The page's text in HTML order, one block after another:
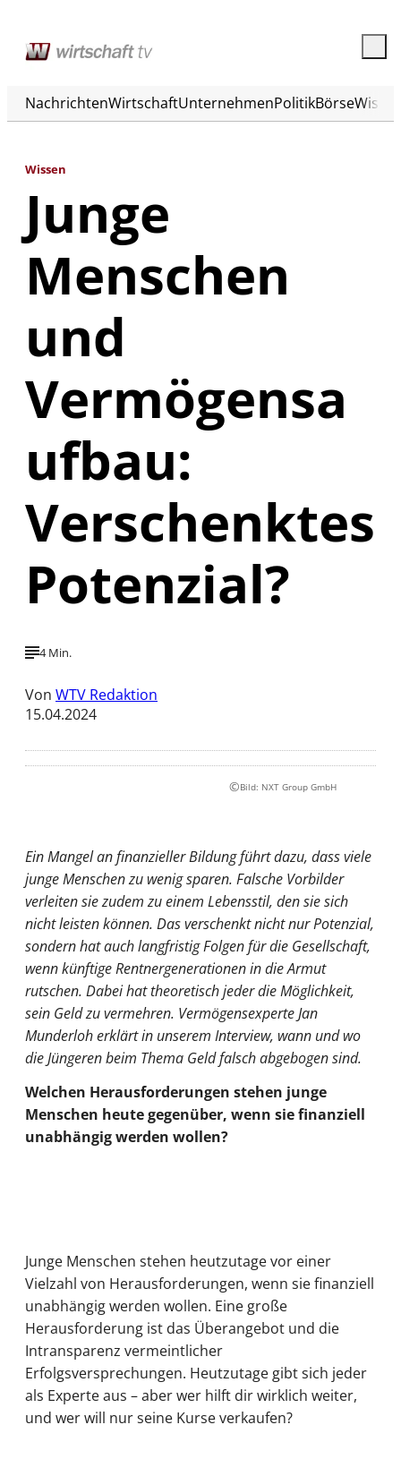
NachrichtenWirtschaftUnternehmenPolitikBörse
Wissen
Junge
Menschen
und
Vermögensa
ufbau:
Verschenktes
Potenzial?
4 Min.
Von WTV Redaktion
15.04.2024
©Bild: NXT Group GmbH
Ein Mangel an finanzieller Bildung führt dazu, dass viele
junge Menschen zu wenig sparen. Falsche Vorbilder
verleiten sie zudem zu einem Lebensstil, den sie sich
nicht leisten können. Das verschenkt nicht nur Potenzial,
sondern hat auch langfristig Folgen für die Gesellschaft,
wenn künftige Rentnergenerationen in die Armut
rutschen. Dabei hat theoretisch jeder die Möglichkeit,
sein Geld zu vermehren. Vermögensexperte Jan
Munderloh erklärt in unserem Interview, wann und wo
die Jüngeren beim Thema Geld falsch abgebogen sind.
Welchen Herausforderungen stehen junge
Menschen heute gegenüber, wenn sie finanziell
unabhängig werden wollen?
Junge Menschen stehen heutzutage vor einer
Vielzahl von Herausforderungen, wenn sie finanziell
unabhängig werden wollen. Eine große
Herausforderung ist das Überangebot und die
Intransparenz vermeintlicher
Erfolgsversprechungen. Heutzutage gibt sich jeder
als Experte aus – aber wer hilft dir wirklich weiter,
und wer will nur seine Kurse verkaufen?